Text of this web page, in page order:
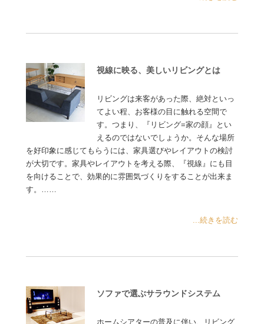
視線に映る、美しいリビングとは
リビングは来客があった際、絶対といっ
てよい程、お客様の目に触れる空間で
す。つまり、『リビング=家の顔』とい
えるのではないでしょうか。そんな場所
を好印象に感じてもらうには、家具選びやレイアウトの検討
が大切です。家具やレイアウトを考える際、『視線』にも目
を向けることで、効果的に雰囲気づくりをすることが出来ま
す。……
...続きを読む
ソファで選ぶサラウンドシステム
ホームシアターの普及に伴い、リビング